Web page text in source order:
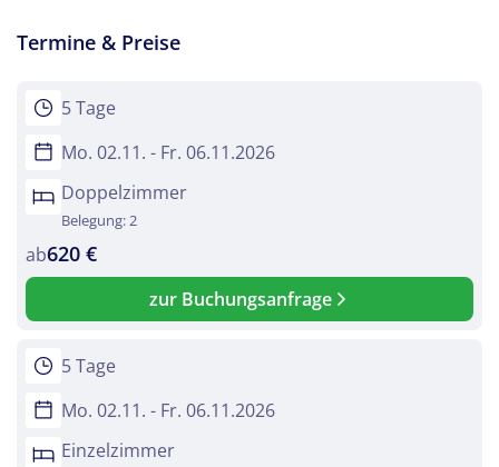
Termine & Preise
5 Tage
Mo. 02.11. - Fr. 06.11.2026
Doppelzimmer
Belegung: 2
ab620 €
zur Buchungsanfrage
5 Tage
Mo. 02.11. - Fr. 06.11.2026
Einzelzimmer